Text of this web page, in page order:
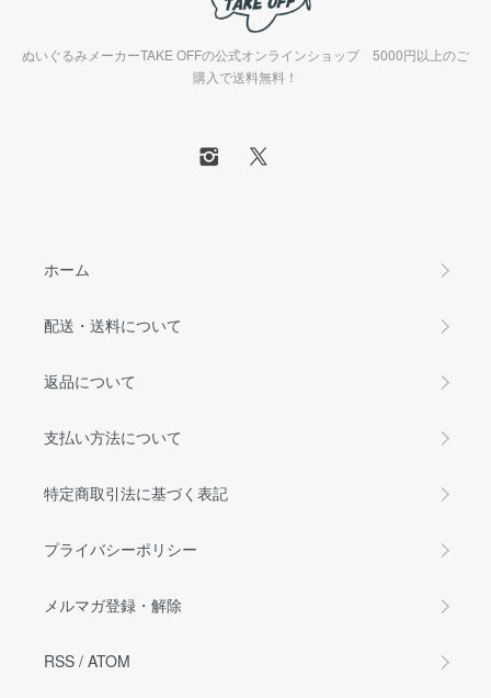
ぬいぐるみメーカーTAKE OFFの公式オンラインショップ 5000円以上のご
購入で送料無料！
ホーム
配送・送料について
返品について
支払い方法について
特定商取引法に基づく表記
プライバシーポリシー
メルマガ登録・解除
RSS / ATOM